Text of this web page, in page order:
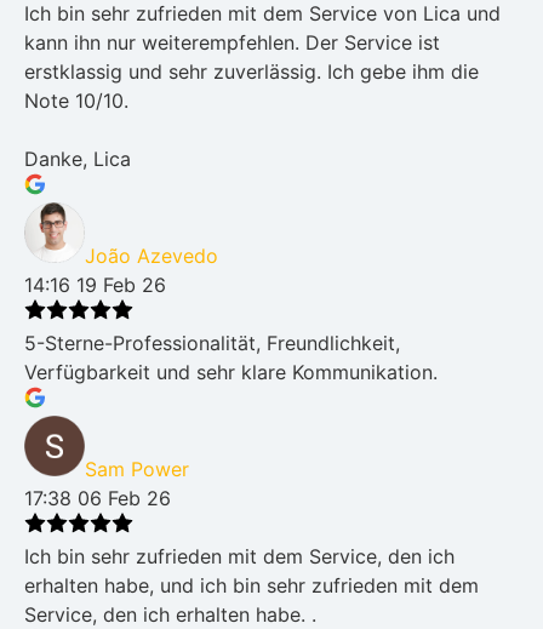
Ich bin sehr zufrieden mit dem Service von Lica und
kann ihn nur weiterempfehlen. Der Service ist
erstklassig und sehr zuverlässig. Ich gebe ihm die
Note 10/10.
Danke, Lica
João Azevedo
14:16 19 Feb 26
5-Sterne-Professionalität, Freundlichkeit,
Verfügbarkeit und sehr klare Kommunikation.
Sam Power
17:38 06 Feb 26
Ich bin sehr zufrieden mit dem Service, den ich
erhalten habe, und ich bin sehr zufrieden mit dem
Service, den ich erhalten habe. .